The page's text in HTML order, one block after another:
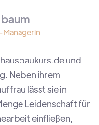
und
Neben ihrem
lässt sie in
Leidenschaft für
einfließen,